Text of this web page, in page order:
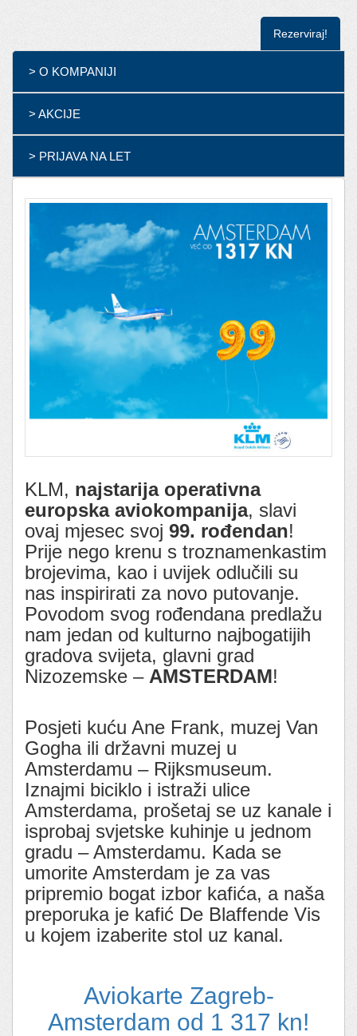
Rezerviraj!
> O KOMPANIJI
> AKCIJE
> PRIJAVA NA LET
KLM, najstarija operativna
europska aviokompanija, slavi
ovaj mjesec svoj 99. rođendan!
Prije nego krenu s troznamenkastim
brojevima, kao i uvijek odlučili su
nas inspirirati za novo putovanje.
Povodom svog rođendana predlažu
nam jedan od kulturno najbogatijih
gradova svijeta, glavni grad
Nizozemske – AMSTERDAM!
Posjeti kuću Ane Frank, muzej Van
Gogha ili državni muzej u
Amsterdamu – Rijksmuseum.
Iznajmi biciklo i istraži ulice
Amsterdama, prošetaj se uz kanale i
isprobaj svjetske kuhinje u jednom
gradu – Amsterdamu. Kada se
umorite Amsterdam je za vas
pripremio bogat izbor kafića, a naša
preporuka je kafić De Blaffende Vis
u kojem izaberite stol uz kanal.
Aviokarte Zagreb-
Amsterdam od 1 317 kn!